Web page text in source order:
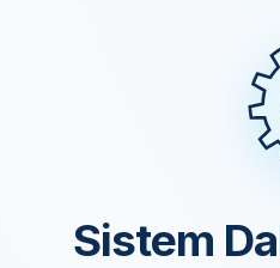
Sistem